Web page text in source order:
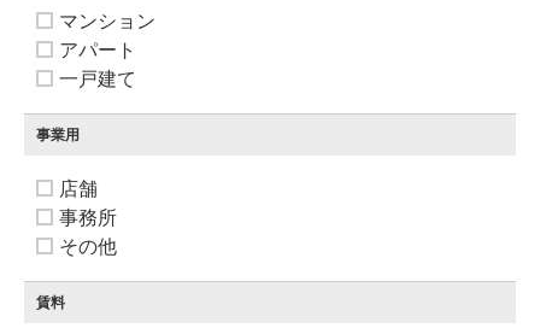
マンション
アパート
一戸建て
事業用
店舗
事務所
その他
賃料